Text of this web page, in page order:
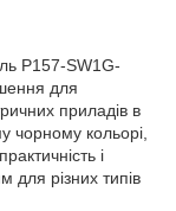
P157-SW1G-
для
приладів в
чорному кольорі,
і
для різних типів